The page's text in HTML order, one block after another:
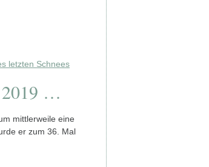
letzten Schnees
2019 …
mittlerweile eine
er zum 36. Mal